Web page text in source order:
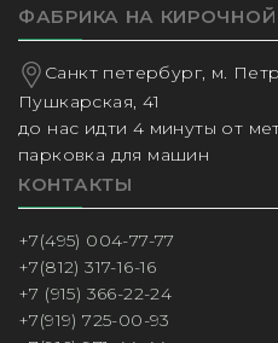
ФАБРИКА НА КИРОЧНОЙ
Санкт петербург, м.
Пушкарская, 41
до нас идти 4 минуты от
парковка для машин
КОНТАКТЫ
+7(495) 004-77-77
+7(812) 317-16-16
+7 (915) 366-22-24
+7(919) 725-00-93